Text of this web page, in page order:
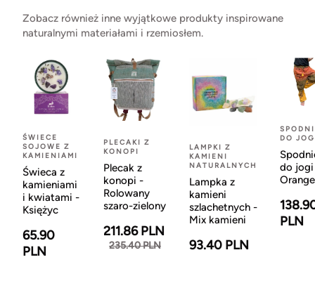
Zobacz również inne wyjątkowe produkty inspirowane
naturalnymi materiałami i rzemiosłem.
ŚWIECE
SOJOWE Z
KAMIENIAMI
Świeca z
kamieniami
i kwiatami -
Księżyc
65.90
PLN
PLECAKI Z
KONOPI
Plecak z
konopi -
Rolowany
szaro-zielony
211.86 PLN
235.40 PLN
LAMPKI Z
KAMIENI
NATURALNYCH
Lampka z
kamieni
szlachetnych -
Mix kamieni
93.40 PLN
DO
do
Orange
PLN